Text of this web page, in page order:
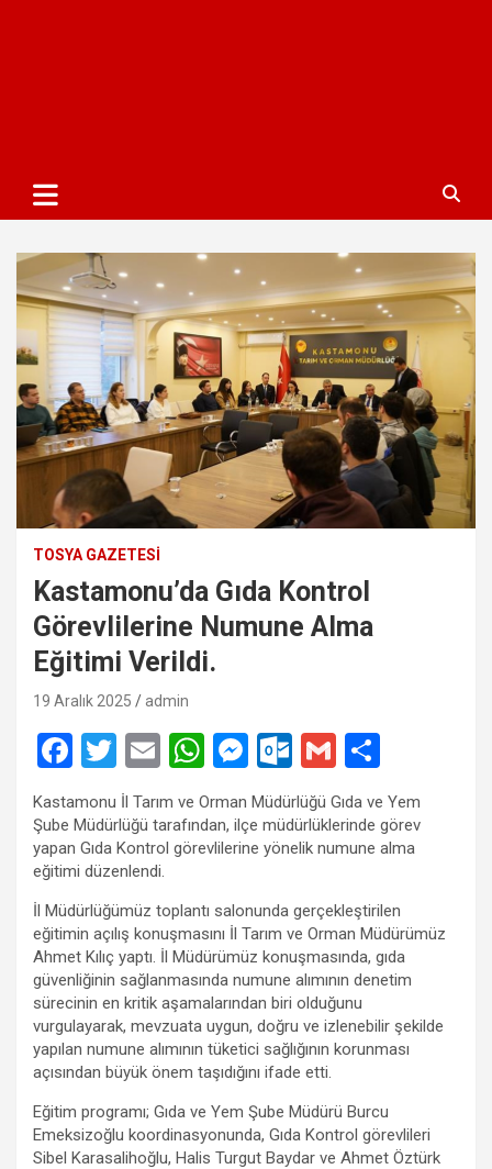
TOSYA GAZETESI
Kastamonu’da Gıda Kontrol
Görevlilerine Numune Alma
Eğitimi Verildi.
19 Aralık 2025 admin
F
ce
b
o
o
k
T
wi
tt
er
E
ail
W
h
at
s
p
p
M
es
se
n
er
O
ut
lo
o
c
o
m
G
m
ail
h
ar
e
Kastamonu İl Tarım ve Orman Müdürlüğü Gıda ve Yem
Şube Müdürlüğü tarafından, ilçe müdürlüklerinde görev
yapan Gıda Kontrol görevlilerine yönelik numune alma
eğitimi düzenlendi.
İl Müdürlüğümüz toplantı salonunda gerçekleştirilen
eğitimin açılış konuşmasını İl Tarım ve Orman Müdürümüz
Ahmet Kılıç yaptı. İl Müdürümüz konuşmasında, gıda
güvenliğinin sağlanmasında numune alımının denetim
sürecinin en kritik aşamalarından biri olduğunu
vurgulayarak, mevzuata uygun, doğru ve izlenebilir şekilde
yapılan numune alımının tüketici sağlığının korunması
açısından büyük önem taşıdığını ifade etti.
Eğitim programı; Gıda ve Yem Şube Müdürü Burcu
Emeksizoğlu koordinasyonunda, Gıda Kontrol görevlileri
Sibel Karasalihoğlu, Halis Turgut Baydar ve Ahmet Öztürk